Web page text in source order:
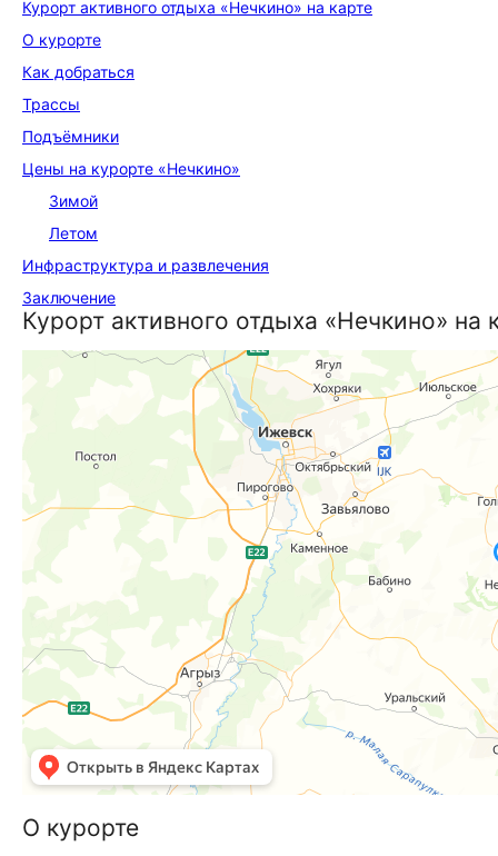
Курорт активного отдыха «Нечкино» на карте
О курорте
Как добраться
Трассы
Подъёмники
Цены на курорте «Нечкино»
Зимой
Летом
Инфраструктура и развлечения
Заключение
Курорт активного отдыха «Нечкино» на
О курорте